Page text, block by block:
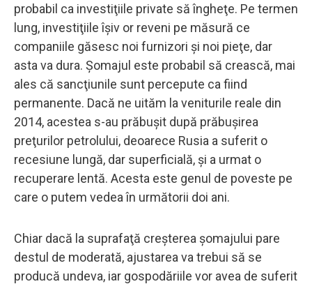
probabil ca investiţiile private să îngheţe. Pe termen
lung, investiţiile îşiv or reveni pe măsură ce
companiile găsesc noi furnizori şi noi pieţe, dar
asta va dura. Şomajul este probabil să crească, mai
ales că sancţiunile sunt percepute ca fiind
permanente. Dacă ne uităm la veniturile reale din
2014, acestea s-au prăbuşit după prăbuşirea
preţurilor petrolului, deoarece Rusia a suferit o
recesiune lungă, dar superficială, şi a urmat o
recuperare lentă. Acesta este genul de poveste pe
care o putem vedea în următorii doi ani.
Chiar dacă la suprafaţă creşterea şomajului pare
destul de moderată, ajustarea va trebui să se
producă undeva, iar gospodăriile vor avea de suferit